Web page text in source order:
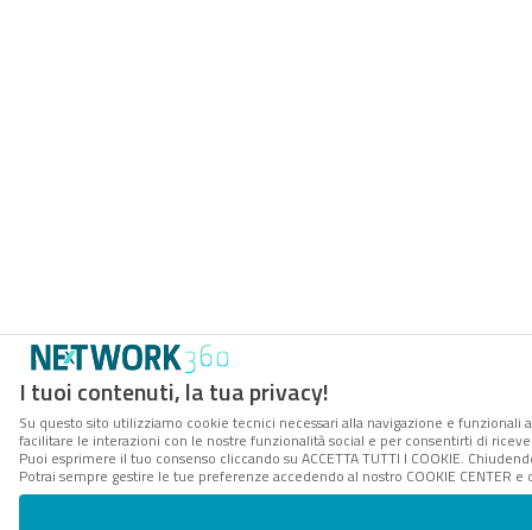
I tuoi contenuti, la tua privacy!
Su questo sito utilizziamo cookie tecnici necessari alla navigazione e
facilitare le interazioni con le nostre funzionalità social e per consentirti di
Puoi esprimere il tuo consenso cliccando su ACCETTA TUTTI I COOKIE.
Potrai sempre gestire le tue preferenze accedendo al nostro COOKIE